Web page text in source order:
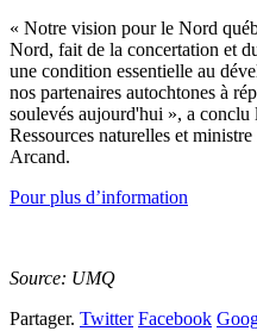
« Notre vision pour le Nord
Nord, fait de la concertation et
une condition essentielle au
nos partenaires autochtones à
soulevés aujourd'hui », a
Ressources naturelles et
Arcand.
Pour plus d’information
Source: UMQ
Partager. Twitter Facebook